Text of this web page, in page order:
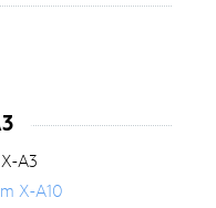
A3
X-A10